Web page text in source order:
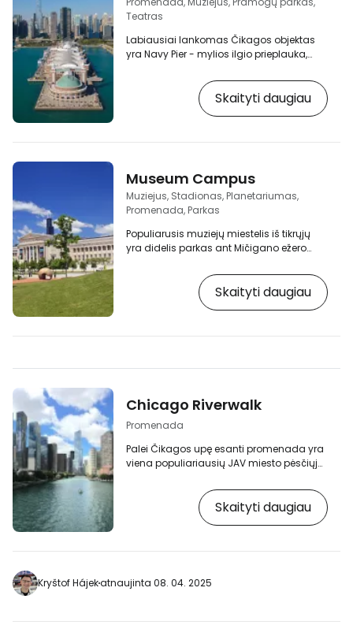
Teatras
Labiausiai lankomas Čikagos objektas
yra Navy Pier - mylios ilgio prieplauka,
ir Ilinojaus gatve. Tai gyva, restoranų,
barų ir įvairių atrakcionų pilna teritorija,
kuri po vidurdienio atsibunda, o vakarop
pier] Iš pietinio Navy Pier galo atsiveria
gražus vaizdas į…
Skaityti daugiau
Museum Campus
Muziejus, Stadionas, Planetariumas,
Promenada, Parkas
Populiarusis muziejų miestelis iš tikrųjų
yra didelis parkas ant Mičigano ežero
turistų lankomų vietų. [btn "10 geriausių
Čikagos viešbučių"
https://www.booking.com/city/us/
Skaityti daugiau
Chicago Riverwalk
Promenada
Palei Čikagos upę esanti promenada yra
viena populiariausių JAV miesto pėsčiųjų
driekiasi pietiniu Čikagos upės krantu
pačiame miesto centre, apsupta
dangoraižių, dešimčių restoranų, kavinių
aid=2405303;label=p-chicago-
riverwalk] Ką atrasite Riverwalk alėjoje?
Skaityti daugiau
Kryštof Hájekatnaujinta 08. 04. 2025